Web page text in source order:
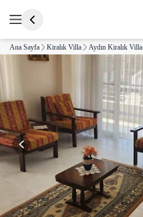
Ana Sayfa Kiralık Villa Aydın Kiralık Villa